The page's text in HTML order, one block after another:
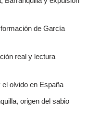
de García
real y lectura
olvido en España
origen del sabio